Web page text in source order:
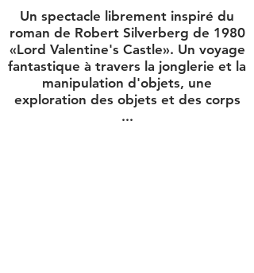
Un spectacle librement inspiré du
roman de Robert Silverberg de 1980
«Lord Valentine's Castle». Un voyage
fantastique à travers la jonglerie et la
manipulation d'objets, une
exploration des objets et des corps
...